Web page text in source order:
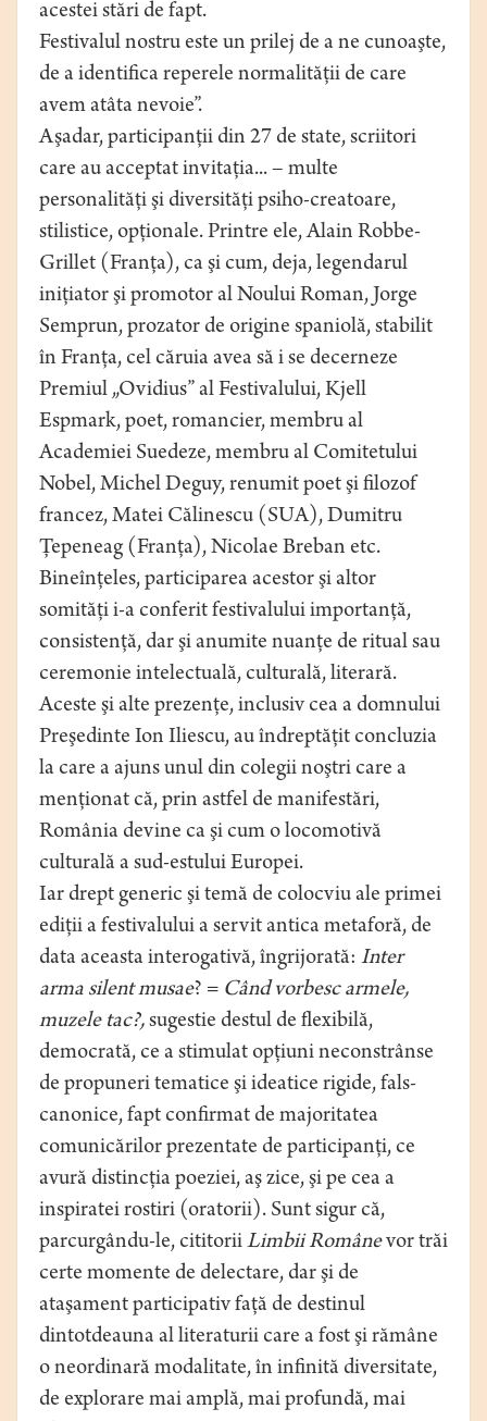
acestei stări de fapt.
Festivalul nostru este un prilej de a ne cunoaşte,
de a identifica reperele normalităţii de care
avem atâta nevoie”.
Aşadar, participanţii din 27 de state, scriitori
care au acceptat invitaţia... – multe
personalităţi şi diversităţi psiho-creatoare,
stilistice, opţionale. Printre ele, Alain Robbe-
Grillet (Franţa), ca şi cum, deja, legendarul
iniţiator şi promotor al Noului Roman, Jorge
Semprun, prozator de origine spaniolă, stabilit
în Franţa, cel căruia avea să i se decerneze
Premiul „Ovidius” al Festivalului, Kjell
Espmark, poet, romancier, membru al
Academiei Suedeze, membru al Comitetului
Nobel, Michel Deguy, renumit poet şi filozof
francez, Matei Călinescu (SUA), Dumitru
Ţepeneag (Franţa), Nicolae Breban etc.
Bineînţeles, participarea acestor şi altor
somităţi i-a conferit festivalului importanţă,
consistenţă, dar şi anumite nuanţe de ritual sau
ceremonie intelectuală, culturală, literară.
Aceste şi alte prezenţe, inclusiv cea a domnului
Preşedinte Ion Iliescu, au îndreptăţit concluzia
la care a ajuns unul din colegii noştri care a
menţionat că, prin astfel de manifestări,
România devine ca şi cum o locomotivă
culturală a sud-estului Europei.
Iar drept generic şi temă de colocviu ale primei
ediţii a festivalului a servit antica metaforă, de
data aceasta interogativă, îngrijorată: Inter
arma silent musae? = Când vorbesc armele,
muzele tac?,sugestie destul de flexibilă,
democrată, ce a stimulat opţiuni neconstrânse
de propuneri tematice şi ideatice rigide, fals-
canonice, fapt confirmat de majoritatea
comunicărilor prezentate de participanţi, ce
avură distincţia poeziei, aş zice, şi pe cea a
inspiratei rostiri (oratorii). Sunt sigur că,
parcurgându-le, cititoriiLimbii Românevor trăi
certe momente de delectare, dar şi de
ataşament participativ faţă de destinul
dintotdeauna al literaturii care a fost şi rămâne
o neordinară modalitate, în infinită diversitate,
de explorare mai amplă, mai profundă, mai